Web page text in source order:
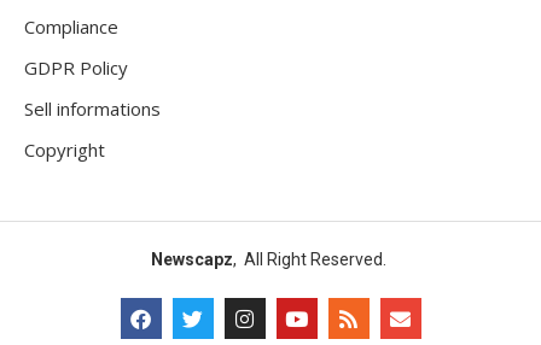
Compliance
GDPR Policy
Sell informations
Copyright
Newscapz, All Right Reserved.